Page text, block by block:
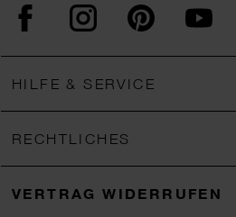
FacebookInstagram Pinterest
HILFE & SERVICE
RECHTLICHES
VERTRAG WIDERRUFEN